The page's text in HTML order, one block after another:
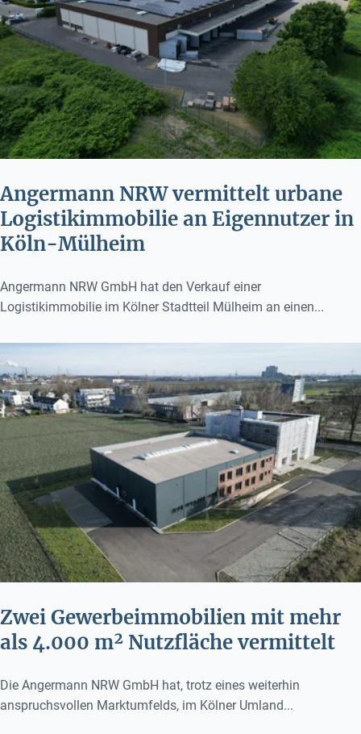
Angermann NRW vermittelt urbane
Logistikimmobilie an Eigennutzer in
Köln-Mülheim
Angermann NRW GmbH hat den Verkauf einer
Logistikimmobilie im Kölner Stadtteil Mülheim an einen...
Zwei Gewerbeimmobilien mit mehr
als 4.000 m² Nutzfläche vermittelt
Die Angermann NRW GmbH hat, trotz eines weiterhin
anspruchsvollen Marktumfelds, im Kölner Umland...